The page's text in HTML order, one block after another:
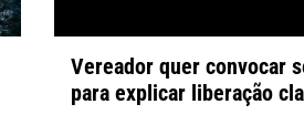
Vereador quer convocar
para explicar liberação